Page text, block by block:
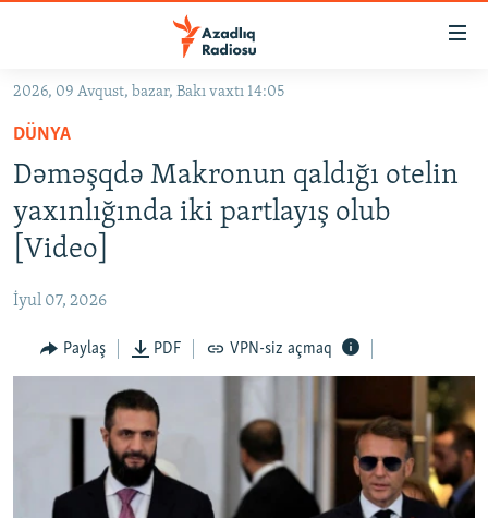
Əsas
qayıt
Əsas
naviqasiyaya
qayıt
Axtarışa
KORRUPSIOMETR
#ƏSLINDƏ
QANUNI DOĞRU
ARAŞDIRMA
MULTIMEDIA
FOTOQALEREYA
İNFOQRAFIKA
RADIO ARXIV
AZƏRBAYCAN ƏDƏBIYYATI KITABXANASI
HAQQIMIZDA
MISSIYAMIZ
2026, 09 Avqust, bazar, Bakı vaxtı 14:05
DÜNYA
Dəməşqdə Makronun qaldığı otelin
yaxınlığında iki partlayış olub
[Video]
İyul 07, 2026
Paylaş PDF VPN-siz açmaq